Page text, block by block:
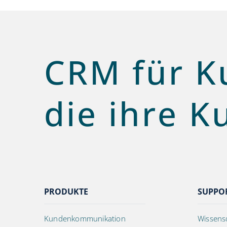
CRM für
die ihre
PRODUKTE
Kundenkommunikation